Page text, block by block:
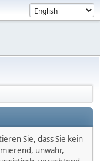
Sie, dass Sie kein
unwahr,